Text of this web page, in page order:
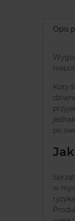
Opis
Koty
po
w